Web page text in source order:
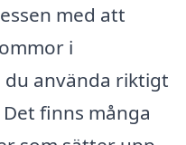
med att
i
använda riktigt
finns många